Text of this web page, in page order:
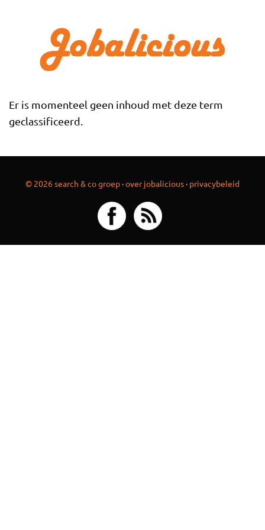
Er is momenteel geen inhoud met deze term
geclassificeerd.
© 2026 search & co groep ·over jobalicious · privacybeleid